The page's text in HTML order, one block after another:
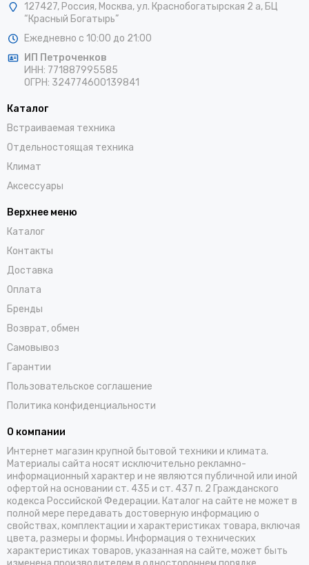
127427, Россия, Москва,ул. Краснобогатырская 2 а, БЦ
“Красный Богатырь”
Ежедневно с 10:00 до 21:00
ИП Петроченков
ИНН: 771887995585
ОГРН: 324774600139841
Каталог
Встраиваемая техника
Отдельностоящая техника
Климат
Аксессуары
Верхнее меню
Каталог
Контакты
Доставка
Оплата
Бренды
Возврат, обмен
Самовывоз
Гарантии
Пользовательское соглашение
Политика конфиденциальности
О компании
Интернет магазин крупной бытовой техники и климата.
Материалы сайта носят исключительно рекламно-
информационный характер и не являются публичной или иной
офертой на основании ст. 435 и ст. 437 п. 2 Гражданского
кодекса Российской Федерации. Каталог на сайте не может в
полной мере передавать достоверную информацию о
свойствах, комплектации и характеристиках товара, включая
цвета, размеры и формы. Информация о технических
характеристиках товаров, указанная на сайте, может быть